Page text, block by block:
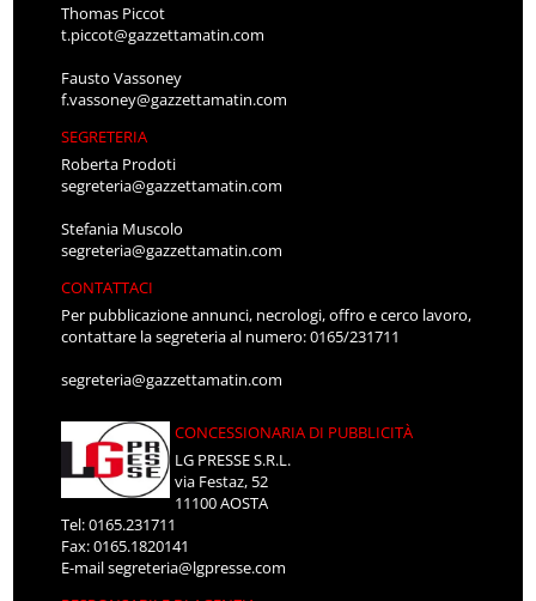
Thomas Piccot
t.piccot@gazzettamatin.com
Fausto Vassoney
f.vassoney@gazzettamatin.com
SEGRETERIA
Roberta Prodoti
segreteria@gazzettamatin.com
Stefania Muscolo
segreteria@gazzettamatin.com
CONTATTACI
Per pubblicazione annunci, necrologi, offro e cerco lavoro,
contattare la segreteria al numero: 0165/231711
segreteria@gazzettamatin.com
CONCESSIONARIA DI PUBBLICITÀ
LG PRESSE S.R.L.
via Festaz, 52
11100 AOSTA
Tel: 0165.231711
Fax: 0165.1820141
E-mailsegreteria@lgpresse.com